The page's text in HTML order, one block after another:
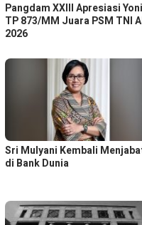
Pangdam XXIII Apresiasi
TP 873/MM Juara PSM TNI
2026
Sri Mulyani Kembali
di Bank Dunia